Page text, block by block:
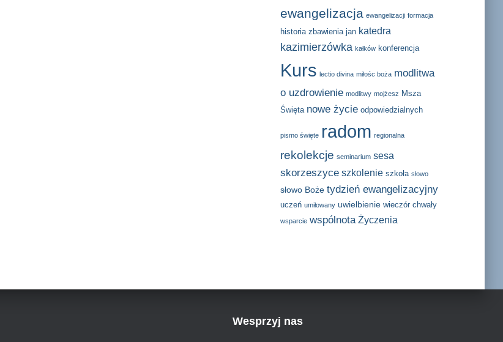
ewangelizacja ewangelizacji formacja
historia zbawienia jan katedra
kazimierzówka kałków konferencja
Kurs lectio divina miłośc boża modlitwa
o uzdrowienie modlitwy mojżesz Msza
Święta nowe życie odpowiedzialnych
pismo święte radom regionalna
rekolekcje seminarium sesa
skorzeszyce szkolenie szkoła słowo
słowo Boże tydzień ewangelizacyjny
uczeń umiłowany uwielbienie wieczór chwały
wsparcie wspólnota Życzenia
Wesprzyj nas